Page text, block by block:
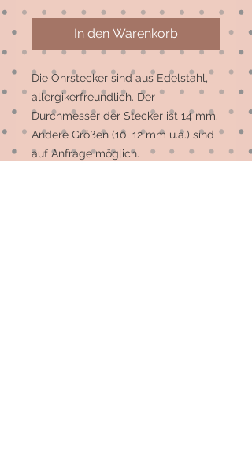
In den Warenkorb
Die Ohrstecker sind aus Edelstahl,
allergikerfreundlich. Der
Durchmesser der Stecker ist 14 mm.
Andere Größen (10, 12 mm u.a.) sind
auf Anfrage möglich.